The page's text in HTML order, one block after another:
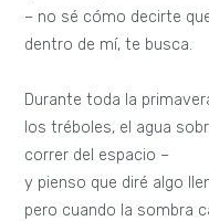
– no sé cómo decirte
dentro de mí, te busca.
Durante toda la
los tréboles, el agua
correr del espacio –
y pienso que diré algo
pero cuando la sombra